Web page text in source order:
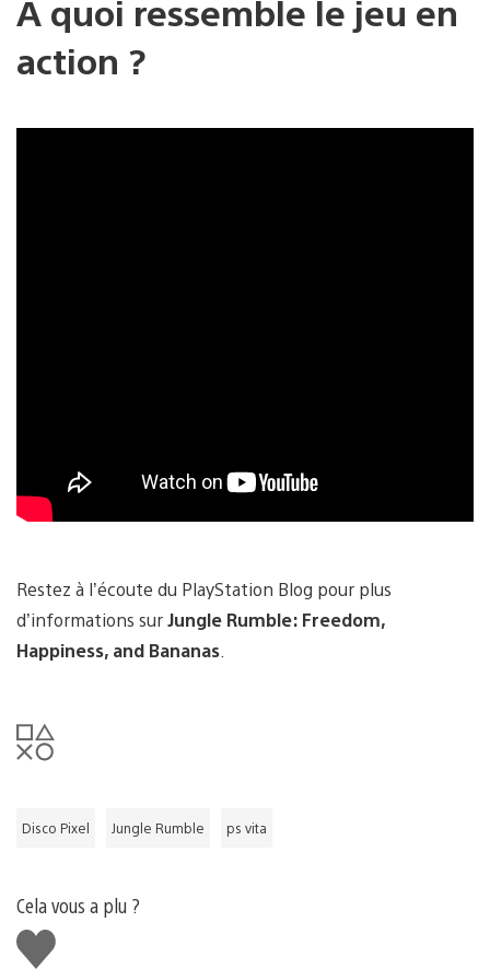
À quoi ressemble le jeu en
action ?
Restez à l’écoute du PlayStation Blog pour plus
d’informations surJungle Rumble: Freedom,
Happiness, and Bananas
Disco Pixel Jungle Rumble ps vita
Cela vous a plu ?
J'aime